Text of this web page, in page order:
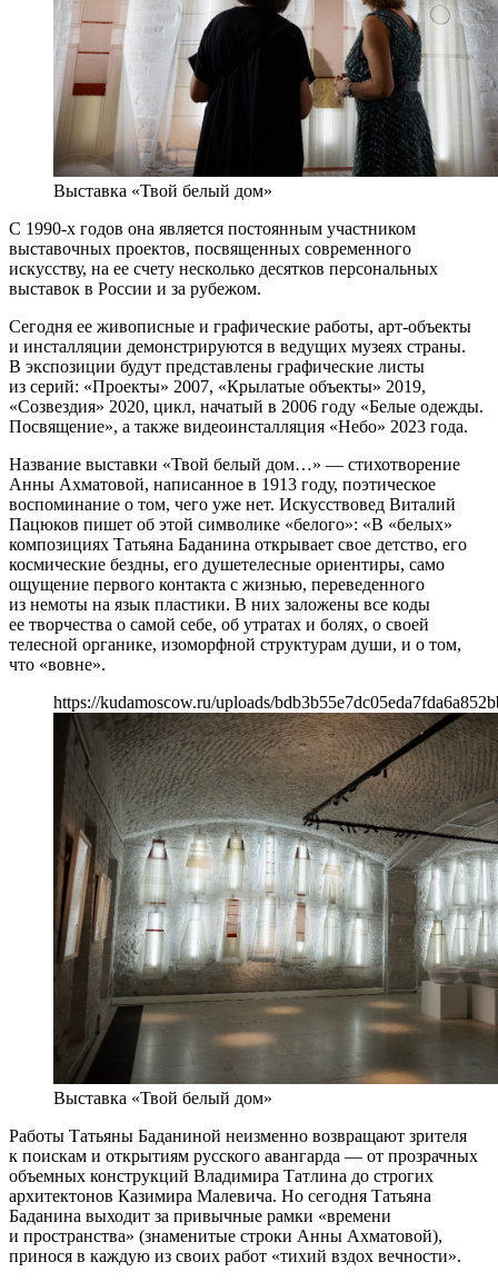
Выставка «Твой белый дом»
С 1990-х годов она является постоянным участником
выставочных проектов, посвященных современного
искусству, на ее счету несколько десятков персональных
выставок в России и за рубежом.
Сегодня ее живописные и графические работы, арт-объекты
и инсталляции демонстрируются в ведущих музеях страны.
В экспозиции будут представлены графические листы
из серий: «Проекты» 2007, «Крылатые объекты» 2019,
«Созвездия» 2020, цикл, начатый в 2006 году «Белые одежды.
Посвящение», а также видеоинсталляция «Небо» 2023 года.
Название выставки «Твой белый дом…» — стихотворение
Анны Ахматовой, написанное в 1913 году, поэтическое
воспоминание о том, чего уже нет. Искусствовед Виталий
Пацюков пишет об этой символике «белого»: «В «белых»
композициях Татьяна Баданина открывает свое детство, его
космические бездны, его душетелесные ориентиры, само
ощущение первого контакта с жизнью, переведенного
из немоты на язык пластики. В них заложены все коды
ее творчества о самой себе, об утратах и болях, о своей
телесной органике, изоморфной структурам души, и о том,
что «вовне».
https://kudamoscow.ru/uploads/
Выставка «Твой белый дом»
Работы Татьяны Баданиной неизменно возвращают зрителя
к поискам и открытиям русского авангарда — от прозрачных
объемных конструкций Владимира Татлина до строгих
архитектонов Казимира Малевича. Но сегодня Татьяна
Баданина выходит за привычные рамки «времени
и пространства» (знаменитые строки Анны Ахматовой),
принося в каждую из своих работ «тихий вздох вечности».